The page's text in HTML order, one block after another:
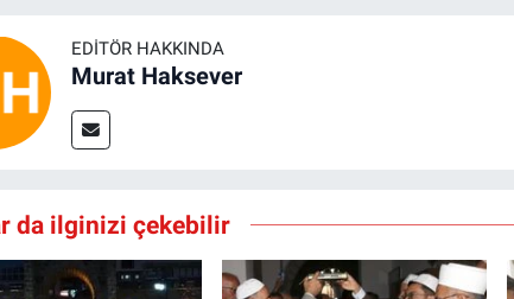
EDITÖR HAKKINDA
Murat Haksever
da ilginizi çekebilir